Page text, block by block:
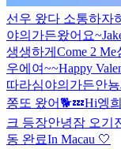
선우 왔다 소통하자
야의가든왔어요~
생생하게 Come 2 Me
우에여~~Happy
따라심야의가든안뇽
쫑또 왔어🐕💤Hi엥
크 등장안녕잠 오기
동 완료In Macau 🤍